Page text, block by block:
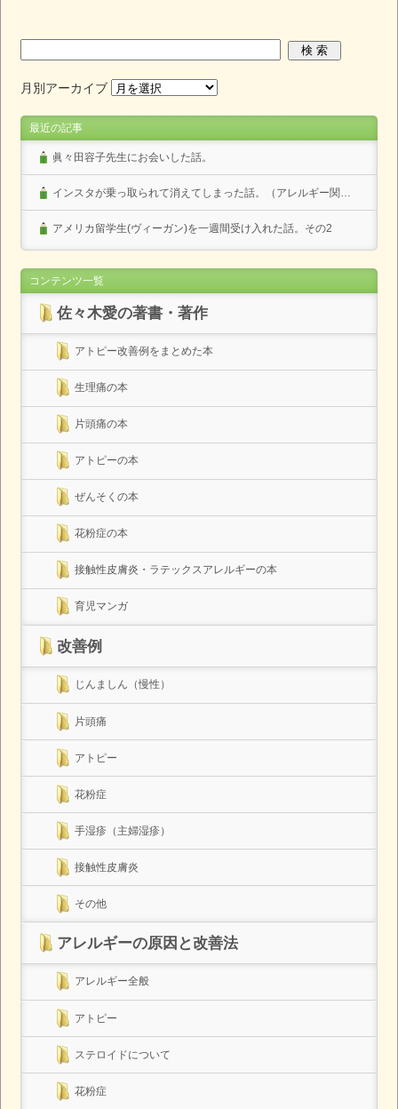
月別アーカイブ
最近の記事
眞々田容子先生にお会いした話。
インスタが乗っ取られて消えてしまった話。（アレルギー関係なし）
アメリカ留学生(ヴィーガン)を一週間受け入れた話。その2
コンテンツ一覧
佐々木愛の著書・著作
アトピー改善例をまとめた本
生理痛の本
片頭痛の本
アトピーの本
ぜんそくの本
花粉症の本
接触性皮膚炎・ラテックスアレルギーの本
育児マンガ
改善例
じんましん（慢性）
片頭痛
アトピー
花粉症
手湿疹（主婦湿疹）
接触性皮膚炎
その他
アレルギーの原因と改善法
アレルギー全般
アトピー
ステロイドについて
花粉症